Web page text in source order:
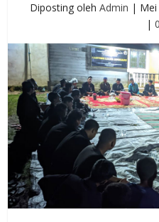
Diposting oleh Admin |
| 0